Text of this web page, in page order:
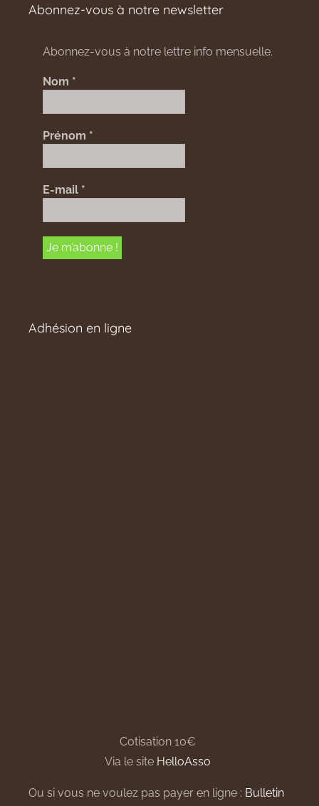
Abonnez-vous à notre newsletter
Abonnez-vous à notre lettre info mensuelle.
Nom *
Prénom *
E-mail *
Adhésion en ligne
Cotisation 10€
Via le site HelloAsso
Ou si vous ne voulez pas payer en ligne : Bulletin